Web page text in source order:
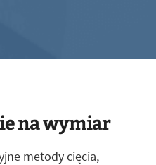
na wymiar
metody cięcia,